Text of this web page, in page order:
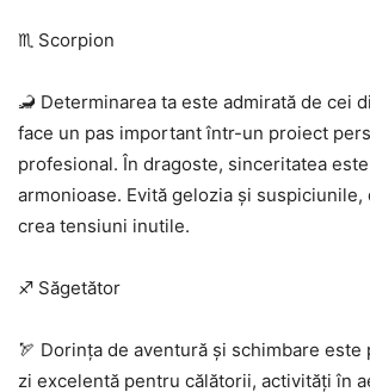
♏ Scorpion
🦂 Determinarea ta este admirată de cei
face un pas important într-un proiect
profesional. În dragoste, sinceritatea
armonioase. Evită gelozia și suspiciunile,
crea tensiuni inutile.
♐ Săgetător
🏹 Dorința de aventură și schimbare este
zi excelentă pentru călătorii, activități în